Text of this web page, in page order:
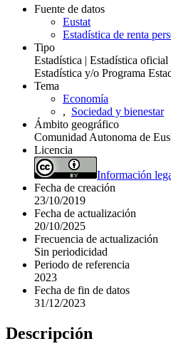
Fuente de datos
Eustat
Estadística de renta
Tipo
Estadística | Estadística
Estadística y/o Programa
Tema
Economía
, Sociedad y bienestar
Ámbito geográfico
Comunidad Autonoma de
Licencia
Información
Fecha de creación
23/10/2019
Fecha de actualización
20/10/2025
Frecuencia de actualización
Sin periodicidad
Periodo de referencia
2023
Fecha de fin de datos
31/12/2023
Descripción